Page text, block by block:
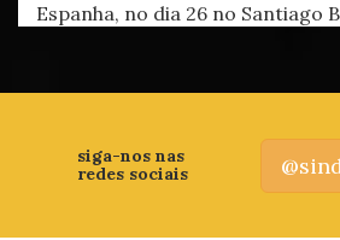
Espanha, no dia 26 no Santiago
siga-nos nas
redes sociais